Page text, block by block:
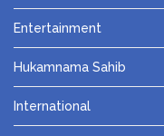
Entertainment
Hukamnama Sahib
International